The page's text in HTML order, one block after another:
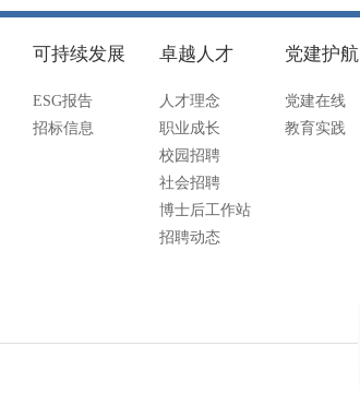
可持续发展
ESG报告
招标信息
卓越人才
人才理念
职业成长
校园招聘
社会招聘
博士后工作站
招聘动态
党建护航
党建在线
教育实践